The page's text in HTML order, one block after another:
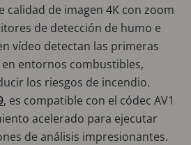
calidad de imagen 4K con zoom
de detección de humo e
vídeo detectan las primeras
entornos combustibles,
los riesgos de incendio.
, es compatible con el códec AV1
acelerado para ejecutar
de análisis impresionantes.